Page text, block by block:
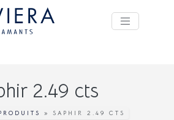
2.49 cts
» SAPHIR 2.49 CTS